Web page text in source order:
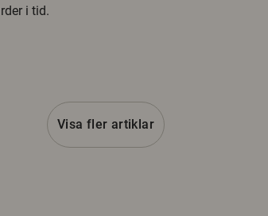
i tid.
Visa fler artiklar